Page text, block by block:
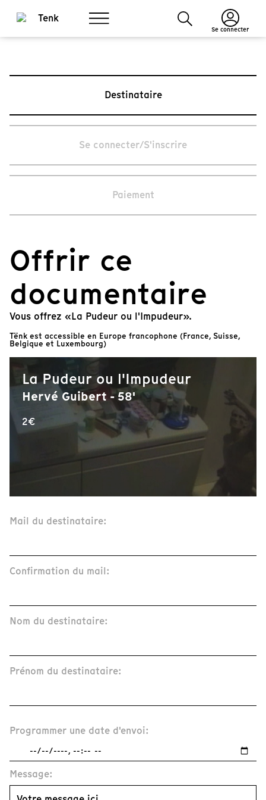
Se connecter
Destinataire
Se connecter/S'inscrire
Paiement
Offrir ce
documentaire
Vous offrez «La Pudeur ou l'Impudeur».
Tënk est accessible en Europe francophone (France, Suisse,
Belgique et Luxembourg)
La Pudeur ou l'Impudeur
Hervé Guibert - 58'
2€
Mail du destinataire:
Confirmation du mail:
Nom du destinataire:
Prénom du destinataire:
Programmer une date d'envoi:
Message: